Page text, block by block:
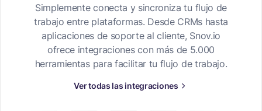
Simplemente conecta y sincroniza tu flujo de
trabajo entre plataformas. Desde CRMs hasta
aplicaciones de soporte al cliente, Snov.io
ofrece integraciones con más de 5.000
herramientas para facilitar tu flujo de trabajo.
Ver todas las integraciones